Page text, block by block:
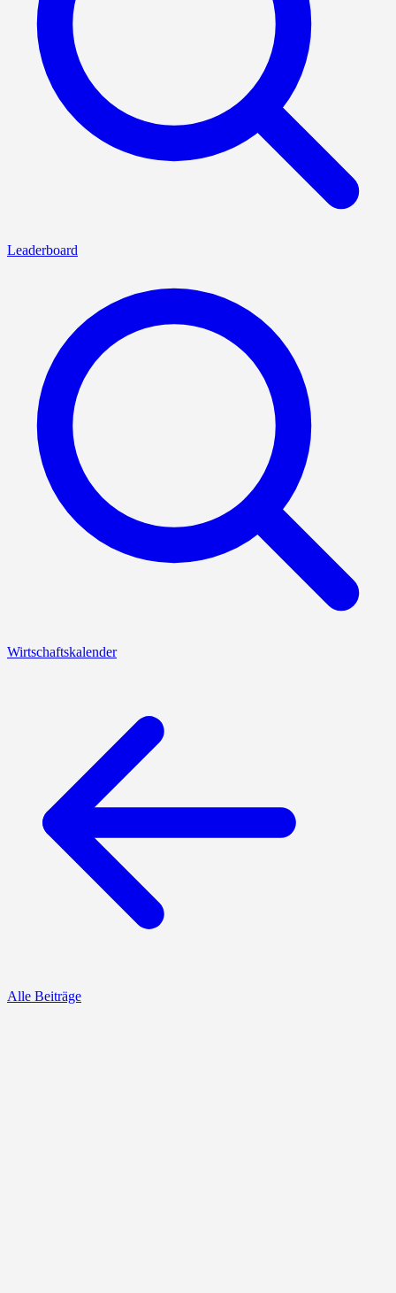
Leaderboard
Wirtschaftskalender
Alle Beiträge